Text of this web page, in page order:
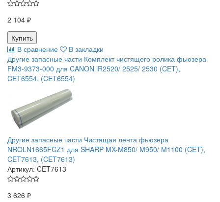
2 104 ₽
В сравнение
В закладки
Другие запасные части Комплект чистящего ролика фьюзера
FM3-9373-000 для CANON iR2520/ 2525/ 2530 (CET),
CET6554, (CET6554)
Другие запасные части Чистящая лента фьюзера
NROLN1665FCZ1 для SHARP MX-M850/ M950/ M1100 (CET),
CET7613, (CET7613)
Артикул: CET7613
3 626 ₽